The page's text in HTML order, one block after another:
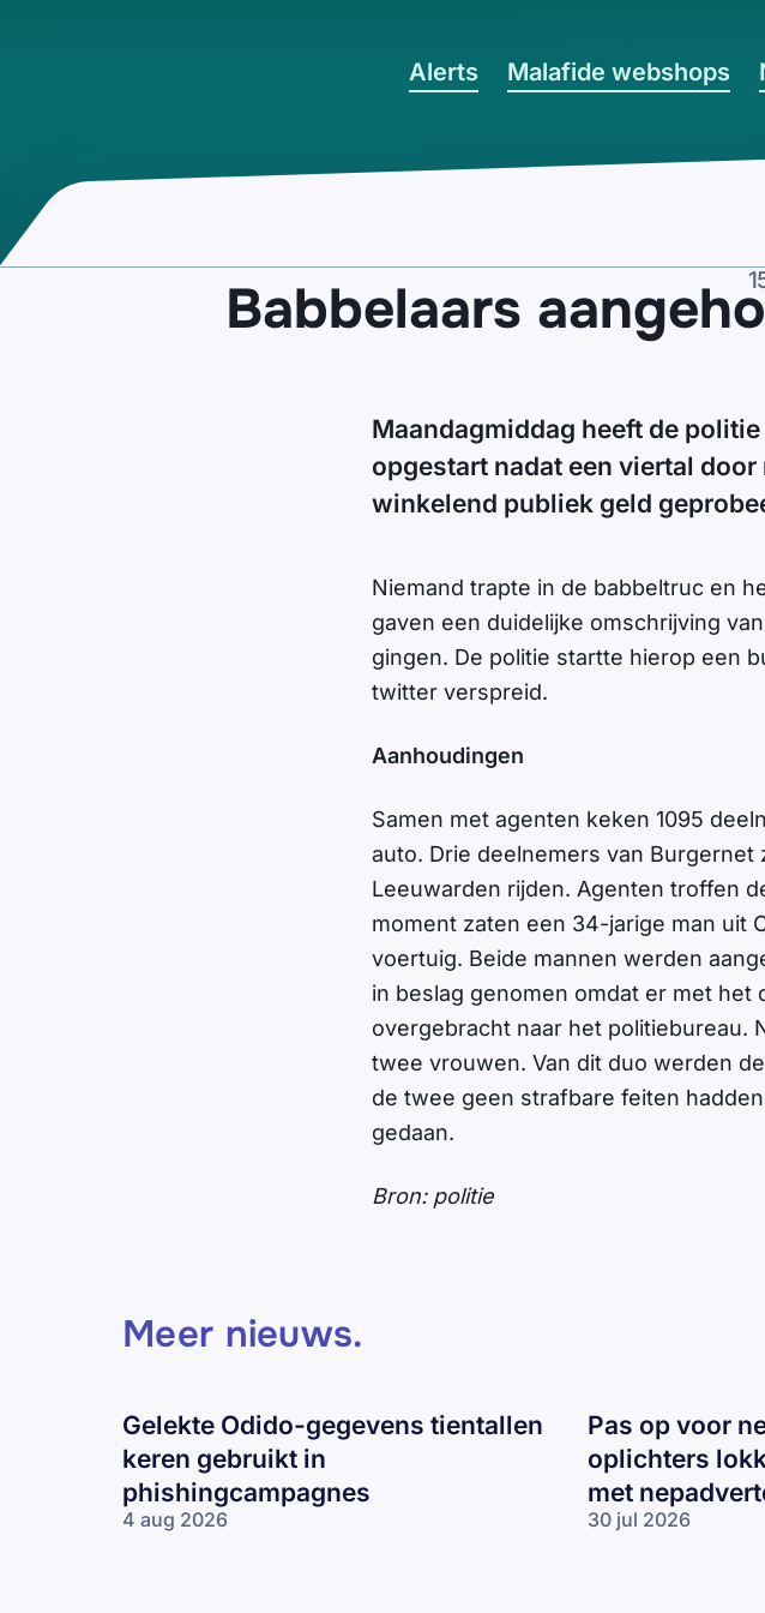
Alerts Malafide webshops
Babbelaars
Maandagmiddag heeft de
opgestart nadat een viertal
winkelend publiek geld
Niemand trapte in de babbeltruc en
gaven een duidelijke omschrijving
gingen. De politie startte hierop een
twitter verspreid.
Aanhoudingen
Samen met agenten keken 1095
auto. Drie deelnemers van
Leeuwarden rijden. Agenten troffen
moment zaten een 34-jarige man uit
voertuig. Beide mannen werden
in beslag genomen omdat er met
overgebracht naar het politiebureau.
twee vrouwen. Van dit duo werden
de twee geen strafbare feiten
gedaan.
Bron: politie
Meer nieuws.
Gelekte Odido-gegevens tientallen
keren gebruikt in
phishingcampagnes
4 aug 2026
Gelekte Odido-
Pas op voor
oplichters
met
30 jul 2026
Pas op voor